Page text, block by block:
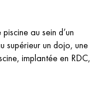
au sein d’un
supérieur un dojo, une
implantée en RDC,